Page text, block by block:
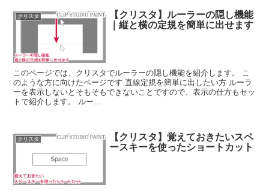
クリスタ
【クリスタ】ルーラーの隠し機能
｜縦と横の定規を簡単に出せます
このページでは、クリスタでルーラーの隠し機能を紹介します。 こ
のような方に向けたページです 直線定規を簡単に出したい方 ルーラ
ーを表示しないとそもそもできないことですので、表示の仕方もセッ
トで紹介します。 ルー...
クリスタ
【クリスタ】覚えておきたいスペ
ースキーを使ったショートカット